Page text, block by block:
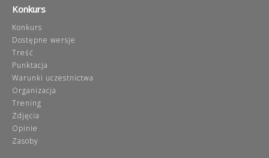
Konkurs
Konkurs
Dostępne wersje
Treść
Punktacja
Warunki uczestnictwa
Organizacja
Trening
Zdjęcia
Opinie
Zasoby